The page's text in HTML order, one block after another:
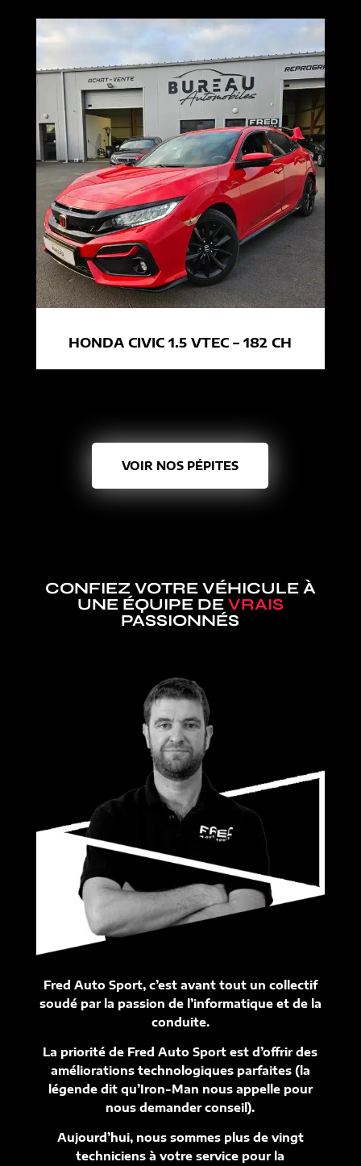
HONDA CIVIC 1.5 VTEC – 182 CH
VOIR NOS PÉPITES
CONFIEZ VOTRE VÉHICULE À
UNE ÉQUIPE DE VRAIS
PASSIONNÉS
Fred Auto Sport, c’est avant tout un collectif
soudé par la passion de l’informatique et de la
conduite.
La priorité de Fred Auto Sport est d’offrir des
améliorations technologiques parfaites (la
légende dit qu’Iron-Man nous appelle pour
nous demander conseil).
Aujourd’hui, nous sommes plus de vingt
techniciens à votre service pour la